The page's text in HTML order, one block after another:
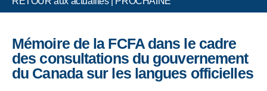
Mémoire de la FCFA dans le cadre
des consultations du gouvernement
du Canada sur les langues officielles